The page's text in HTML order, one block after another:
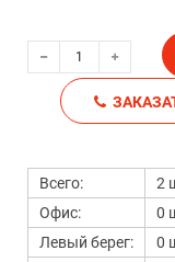
Всего:
2
Офис:
0
Левый берег:
0